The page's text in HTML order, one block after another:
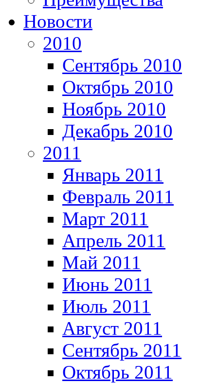
Новости
2010
Сентябрь 2010
Октябрь 2010
Ноябрь 2010
Декабрь 2010
2011
Январь 2011
Февраль 2011
Март 2011
Апрель 2011
Май 2011
Июнь 2011
Июль 2011
Август 2011
Сентябрь 2011
Октябрь 2011